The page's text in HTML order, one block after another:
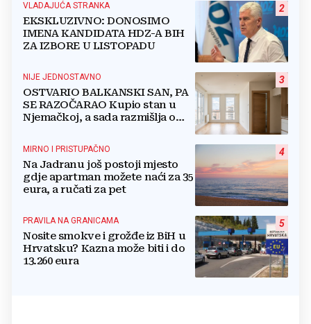
2
VLADAJUĆA STRANKA
EKSKLUZIVNO: DONOSIMO
IMENA KANDIDATA HDZ-A BIH
ZA IZBORE U LISTOPADU
3
NIJE JEDNOSTAVNO
OSTVARIO BALKANSKI SAN, PA
SE RAZOČARAO Kupio stan u
Njemačkoj, a sada razmišlja o
4
MIRNO I PRISTUPAČNO
Na Jadranu još postoji mjesto
gdje apartman možete naći za 35
eura, a ručati za pet
5
PRAVILA NA GRANICAMA
Nosite smokve i grožđe iz BiH u
Hrvatsku? Kazna može biti i do
13.260 eura